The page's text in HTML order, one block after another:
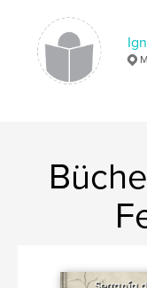
dahir bahr